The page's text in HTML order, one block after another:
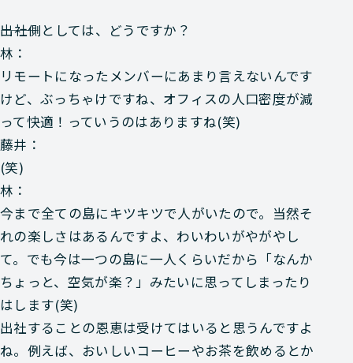
―――出社側としては、どうですか？
林：
リモートになったメンバーにあまり言えないんです
けど、ぶっちゃけですね、オフィスの人口密度が減
って快適！っていうのはありますね(笑)
藤井：
(笑)
林：
今まで全ての島にキツキツで人がいたので。当然そ
れの楽しさはあるんですよ、わいわいがやがやし
て。でも今は一つの島に一人くらいだから「なんか
ちょっと、空気が楽？」みたいに思ってしまったり
はします(笑)
出社することの恩恵は受けてはいると思うんですよ
ね。例えば、おいしいコーヒーやお茶を飲めるとか